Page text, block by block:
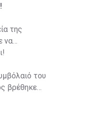
της
να
του
βρέθηκε